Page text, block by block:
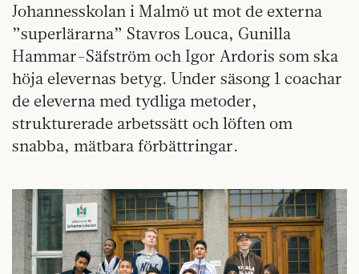
Johannesskolan i Malmö ut mot de externa
”superlärarna” Stavros Louca, Gunilla
Hammar-Säfström och Igor Ardoris som ska
höja elevernas betyg. Under säsong 1 coachar
de eleverna med tydliga metoder,
strukturerade arbetssätt och löften om
snabba, mätbara förbättringar.